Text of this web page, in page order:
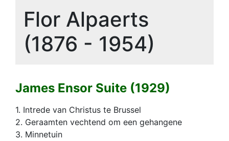
Flor Alpaerts
(1876 - 1954)
James Ensor Suite (1929)
1. Intrede van Christus te Brussel
2. Geraamten vechtend om een gehangene
3. Minnetuin